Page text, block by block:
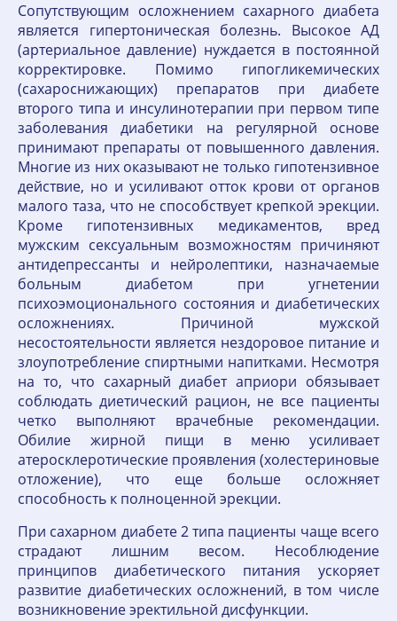
Сопутствующим осложнением сахарного диабета
является гипертоническая болезнь. Высокое АД
(артериальное давление) нуждается в постоянной
корректировке. Помимо гипогликемических
(сахароснижающих) препаратов при диабете
второго типа и инсулинотерапии при первом типе
заболевания диабетики на регулярной основе
принимают препараты от повышенного давления.
Многие из них оказывают не только гипотензивное
действие, но и усиливают отток крови от органов
малого таза, что не способствует крепкой эрекции.
Кроме гипотензивных медикаментов, вред
мужским сексуальным возможностям причиняют
антидепрессанты и нейролептики, назначаемые
больным диабетом при угнетении
психоэмоционального состояния и диабетических
осложнениях. Причиной мужской
несостоятельности является нездоровое питание и
злоупотребление спиртными напитками. Несмотря
на то, что сахарный диабет априори обязывает
соблюдать диетический рацион, не все пациенты
четко выполняют врачебные рекомендации.
Обилие жирной пищи в меню усиливает
атеросклеротические проявления (холестериновые
отложение), что еще больше осложняет
способность к полноценной эрекции.
При сахарном диабете 2 типа пациенты чаще всего
страдают лишним весом. Несоблюдение
принципов диабетического питания ускоряет
развитие диабетических осложнений, в том числе
возникновение эректильной дисфункции.